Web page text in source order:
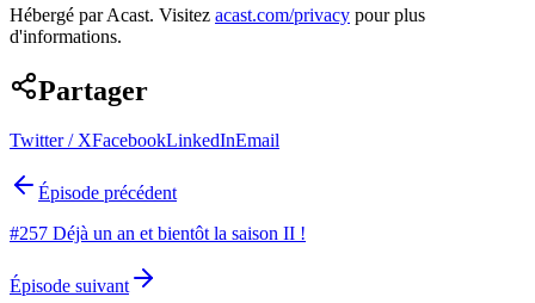
Hébergé par Acast. Visitez acast.com/privacy pour plus
d'informations.
Partager
Twitter / XFacebookLinkedInEmail
Épisode précédent
#257 Déjà un an et bientôt la saison II !
Épisode suivant